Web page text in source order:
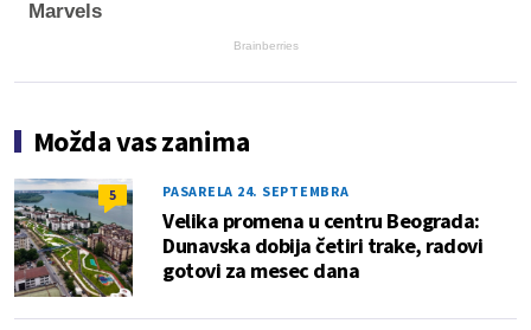
Marvels
Brainberries
Možda vas zanima
5 PASARELA 24. SEPTEMBRA
Velika promena u centru Beograda:
Dunavska dobija četiri trake, radovi
gotovi za mesec dana